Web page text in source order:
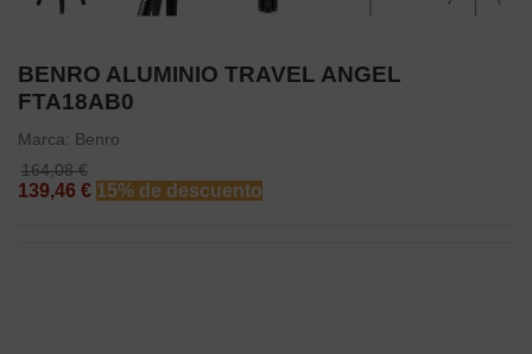
BENRO ALUMINIO TRAVEL ANGEL
FTA18AB0
Marca: Benro
164,08 €
139,46 € 15% de descuento